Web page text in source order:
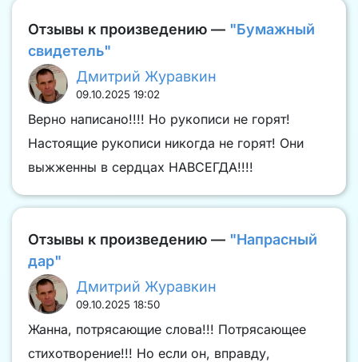
Отзывы к произведению — "Бумажный
свидетель"
Дмитрий Журавкин
09.10.2025 19:02
Верно написано!!!! Но рукописи не горят!
Настоящие рукописи никогда не горят! Они
выжженны в сердцах НАВСЕГДА!!!!
Отзывы к произведению — "Напрасный
дар"
Дмитрий Журавкин
09.10.2025 18:50
Жанна, потрясающие слова!!! Потрясающее
стихотворение!!! Но если он, вправду,